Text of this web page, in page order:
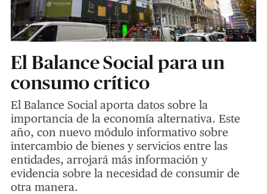
El Balance Social para un
consumo crítico
El Balance Social aporta datos sobre la
importancia de la economía alternativa. Este
año, con nuevo módulo informativo sobre
intercambio de bienes y servicios entre las
entidades, arrojará más información y
evidencia sobre la necesidad de consumir de
otra manera.